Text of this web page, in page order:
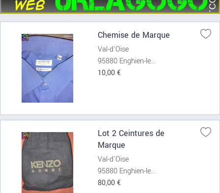
Chemise de Marque
Val-d'Oise
95880 Enghien-le...
10,00 €
Lot 2 Ceintures de
Marque
Val-d'Oise
95880 Enghien-le...
80,00 €